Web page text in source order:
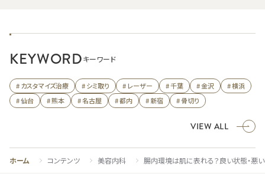
KEYWORDキーワード
# カスタマイズ治療 # シミ取り # レーザー # 千葉 # 金沢
# 横浜
# 仙台
# 熊本 # 名古屋 # 都内 # 新宿 # 骨切り
VIEW ALL
ホーム コンテンツ 美容内科 腸内環境は肌に表れる？良い状態・悪